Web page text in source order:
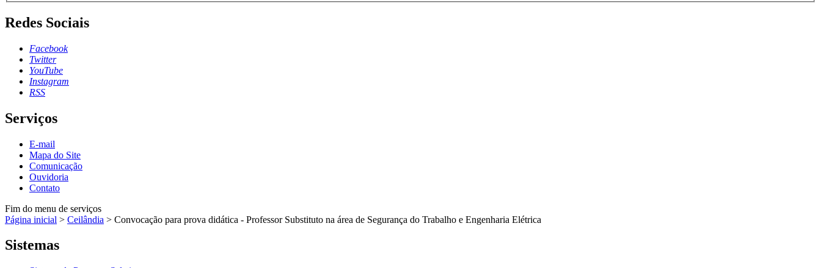
Redes Sociais
Facebook
Twitter
YouTube
Instagram
RSS
Serviços
E-mail
Mapa do Site
Comunicação
Ouvidoria
Contato
Fim do menu de serviços
Página inicial > Ceilândia > Convocação para prova didática - Professor Substituto na área de Segurança do Trabalho e Engenharia Elétrica
Sistemas